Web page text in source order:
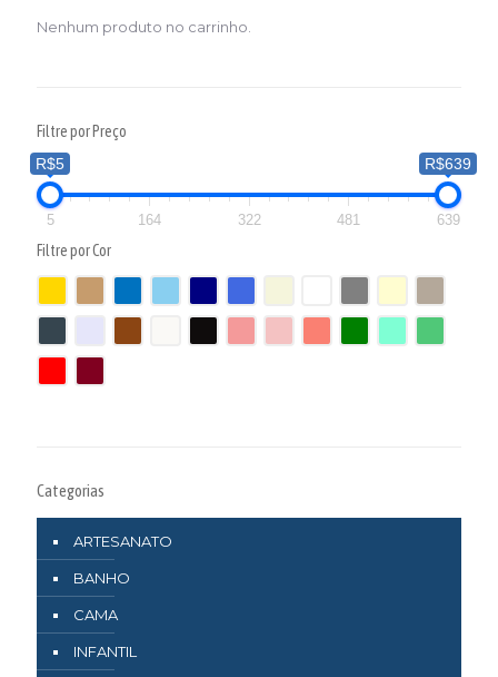
Nenhum produto no carrinho.
Filtre por Preço
R$5
R$639
5 164 322 481 639
Filtre por Cor
Categorias
ARTESANATO
BANHO
CAMA
INFANTIL